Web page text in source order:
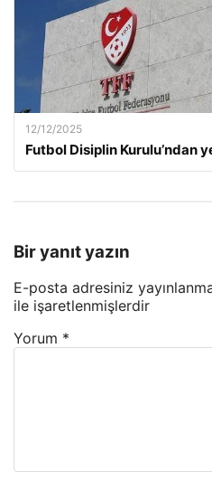
12/12/2025
Futbol Disiplin Kurulu’ndan
Bir yanıt yazın
E-posta adresiniz
ile işaretlenmişlerdir
Yorum *